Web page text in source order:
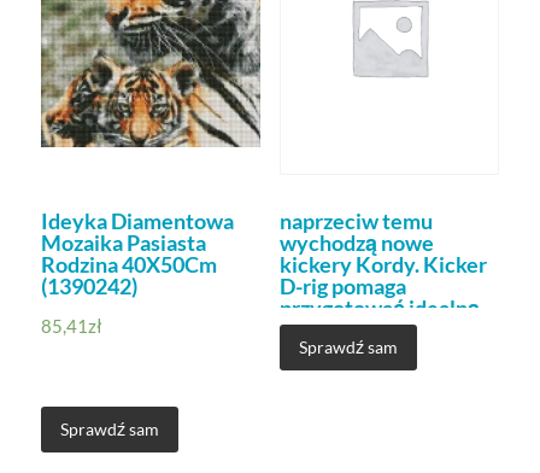
Ideyka Diamentowa
Mozaika Pasiasta
Rodzina 40X50Cm
(1390242)
85,41zł
Sprawdź sam
naprzeciw temu
wychodzą nowe
kickery Kordy. Kicker
D-rig pomaga
przygotować idealną
prezentację przynęt
zbalansowanych w
ciągu kilku
Sprawdź sam